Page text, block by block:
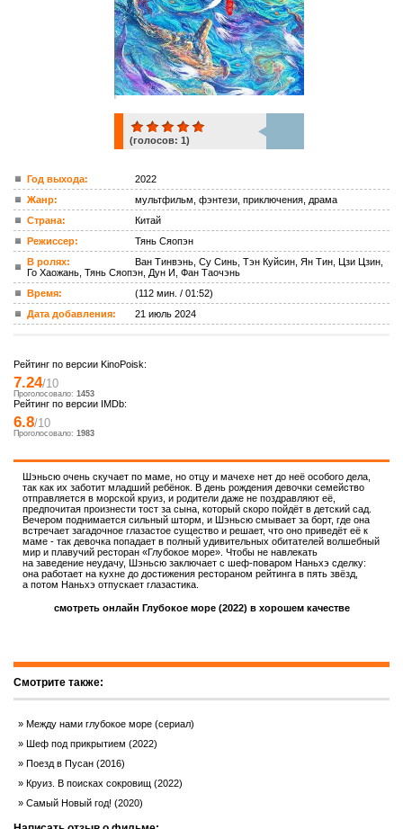
ком.
(голосов: 1)
Год выхода:
2022
Жанр:
мультфильм, фэнтези, приключения, драма
Страна:
Китай
Режиссер:
Тянь Сяопэн
В ролях:
Ван Тинвэнь, Су Синь, Тэн Куйсин, Ян Тин, Цзи Цзин,
Го Хаожань, Тянь Сяопэн, Дун И, Фан Таочэнь
Время:
(112 мин. / 01:52)
Дата добавления:
21 июль 2024
Рейтинг по версии KinoPoisk:
7.24/10
Проголосовало: 1453
Рейтинг по версии IMDb:
6.8/10
Проголосовало: 1983
Шэньсю очень скучает по маме, но отцу и мачехе нет до неё особого дела,
так как их заботит младший ребёнок. В день рождения девочки семейство
отправляется в морской круиз, и родители даже не поздравляют её,
предпочитая произнести тост за сына, который скоро пойдёт в детский сад.
Вечером поднимается сильный шторм, и Шэньсю смывает за борт, где она
встречает загадочное глазастое существо и решает, что оно приведёт её к
маме - так девочка попадает в полный удивительных обитателей волшебный
мир и плавучий ресторан «Глубокое море». Чтобы не навлекать
на заведение неудачу, Шэньсю заключает с шеф-поваром Наньхэ сделку:
она работает на кухне до достижения рестораном рейтинга в пять звёзд,
а потом Наньхэ отпускает глазастика.
смотреть онлайн Глубокое море (2022) в хорошем качестве
Смотрите также:
Между нами глубокое море (сериал)
Шеф под прикрытием (2022)
Поезд в Пусан (2016)
Круиз. В поисках сокровищ (2022)
Самый Новый год! (2020)